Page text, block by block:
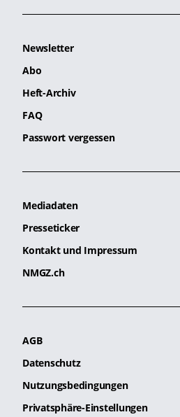
Newsletter
Abo
Heft-Archiv
FAQ
Passwort vergessen
Mediadaten
Presseticker
Kontakt und Impressum
NMGZ.ch
AGB
Datenschutz
Nutzungsbedingungen
Privatsphäre-Einstellungen